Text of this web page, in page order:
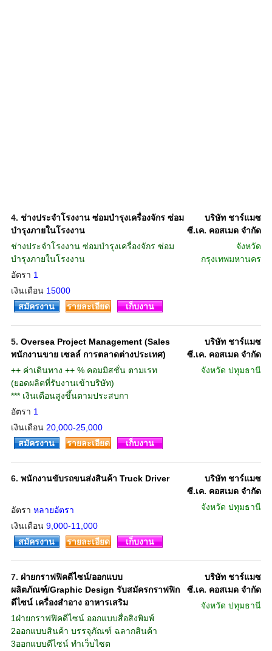
4. ช่างประจำโรงงาน ซ่อมบำรุงเครื่องจักร ซ่อม
บำรุงภายในโรงงาน
ช่างประจำโรงงาน ซ่อมบำรุงเครื่องจักร ซ่อม
บำรุงภายในโรงงาน
อัตรา 1
เงินเดือน 15000
บริษัท ชาร์แมซ
ซี.เค. คอสเมด จำกัด
จังหวัด
กรุงเทพมหานคร
สมัครงาน รายละเอียด เก็บงาน
5. Oversea Project Management (Sales
พนักงานขาย เซลล์ การตลาดต่างประเทศ)
++ ค่าเดินทาง ++ % คอมมิสชั่น ตามเรท
(ยอดผลิตที่รับงานเข้าบริษัท)
*** เงินเดือนสูงขึ้นตามประสบกา
อัตรา 1
เงินเดือน 20,000-25,000
บริษัท ชาร์แมซ
ซี.เค. คอสเมด จำกัด
จังหวัด ปทุมธานี
สมัครงาน รายละเอียด เก็บงาน
6. พนักงานขับรถขนส่งสินค้า Truck Driver
อัตรา หลายอัตรา
เงินเดือน 9,000-11,000
บริษัท ชาร์แมซ
ซี.เค. คอสเมด จำกัด
จังหวัด ปทุมธานี
สมัครงาน รายละเอียด เก็บงาน
7. ฝ่ายกราฟฟิคดีไซน์/ออกแบบ
ผลิตภัณฑ์/Graphic Design รับสมัครกราฟฟิก
ดีไซน์ เครื่องสำอาง อาหารเสริม
1ฝ่ายกราฟฟิคดีไซน์ ออกแบบสื่อสิงพิมพ์
2ออกแบบสินค้า บรรจุภัณฑ์ ฉลากสินค้า
3ออกแบบดีไซน์ ทำเว็บไซต
บริษัท ชาร์แมซ
ซี.เค. คอสเมด จำกัด
จังหวัด ปทุมธานี